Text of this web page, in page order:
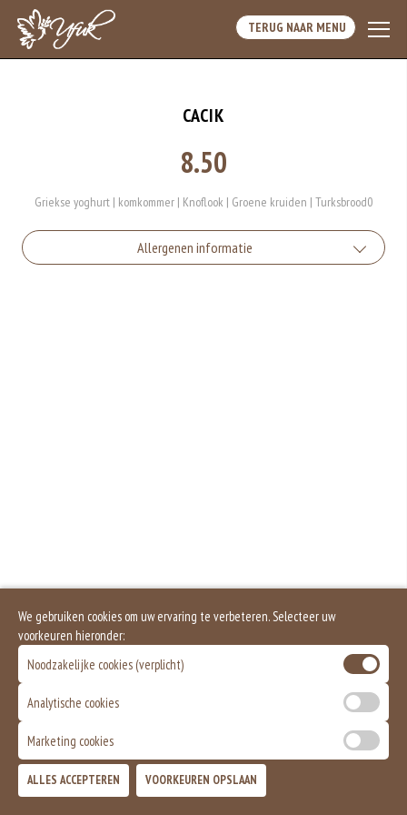
TERUG NAAR MENU
CACIK
8.50
Griekse yoghurt | komkommer | Knoflook | Groene kruiden | Turksbrood0
Allergenen informatie
We gebruiken cookies om uw ervaring te verbeteren. Selecteer uw
voorkeuren hieronder:
Noodzakelijke cookies (verplicht)
Analytische cookies
Marketing cookies
ALLES ACCEPTEREN VOORKEUREN OPSLAAN